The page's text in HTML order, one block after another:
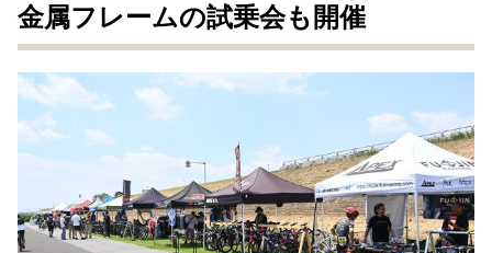
金属フレームの試乗会も開催